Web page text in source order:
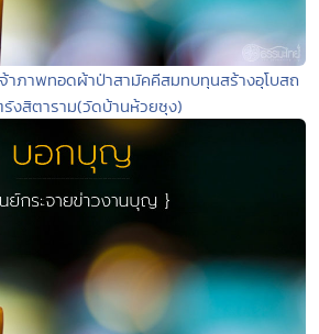
ภาพทอดผ้าป่าสามัคคีสมทบทุนสร้างอุโบสถ
งสิตาราม(วัดบ้านห้วยซุง)